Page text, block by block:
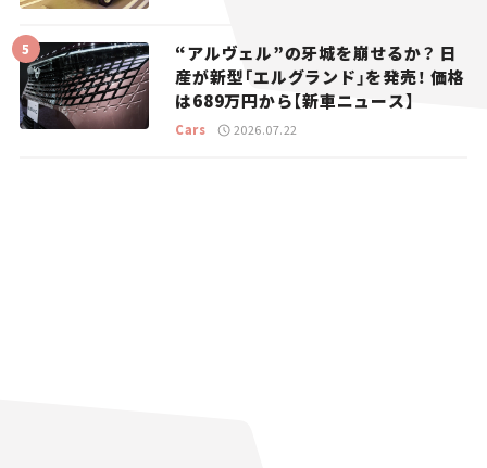
“アルヴェル”の牙城を崩せるか？ 日
産が新型「エルグランド」を発売！ 価格
は689万円から【新車ニュース】
Cars 2026.07.22